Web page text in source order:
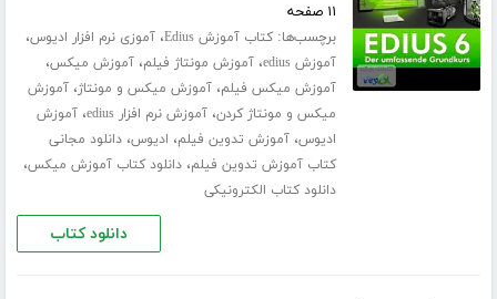
۱۱ صفحه
برچسب‌ها:کتاب آموزش Edius ،آموزی نرم افزار ادیوس،
آموزش edius ،آموزش مونتاژ فیلم،آموزش میکس،
آموزش میکس فیلم،آموزش میکس و مونتاژ،آموزش
میکس و مونتاژ کردن،آموزش نرم افزار edius ،آموزش
ادیوس،آموزش تدوین فیلم، ادیوس،دانلود مجانی
کتاب آموزش تدوین فیلم،دانلود کتاب آموزش میکس،
دانلود کتاب الکترونیکی
دانلود کتاب